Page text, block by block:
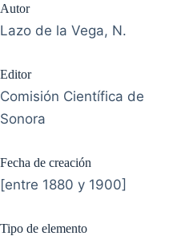
Autor
Lazo de la Vega, N.
Editor
Comisión Científica de
Sonora
Fecha de creación
[entre 1880 y 1900]
Tipo de elemento